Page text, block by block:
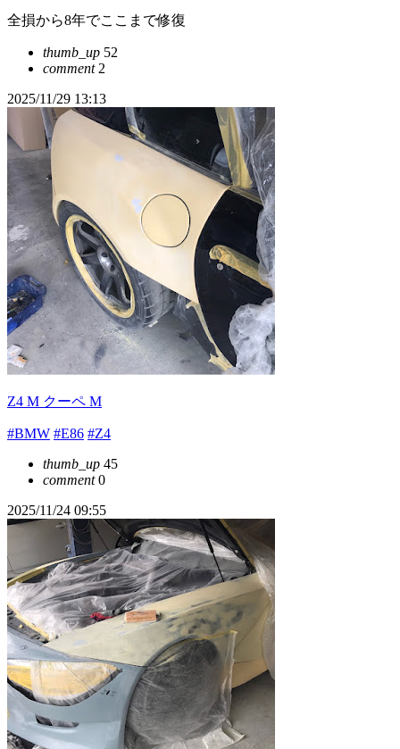
全損から8年でここまで修復
thumb_up 52
comment2
2025/11/29 13:13
Z4 M クーペ M
#BMW #E86 #Z4
thumb_up 45
comment0
2025/11/24 09:55